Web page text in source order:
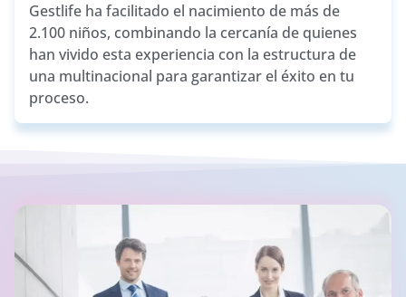
Gestlife ha facilitado el nacimiento de más de
2.100 niños, combinando la cercanía de quienes
han vivido esta experiencia con la estructura de
una multinacional para garantizar el éxito en tu
proceso.